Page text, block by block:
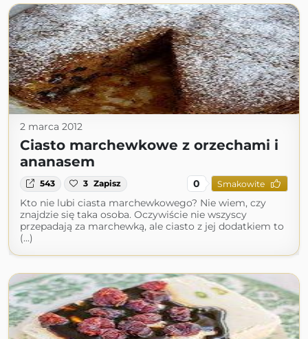
2 marca 2012
Ciasto marchewkowe z orzechami i
ananasem
543 3 Zapisz 0 Smakowite
Kto nie lubi ciasta marchewkowego? Nie wiem, czy
znajdzie się taka osoba. Oczywiście nie wszyscy
przepadają za marchewką, ale ciasto z jej dodatkiem to
(...)